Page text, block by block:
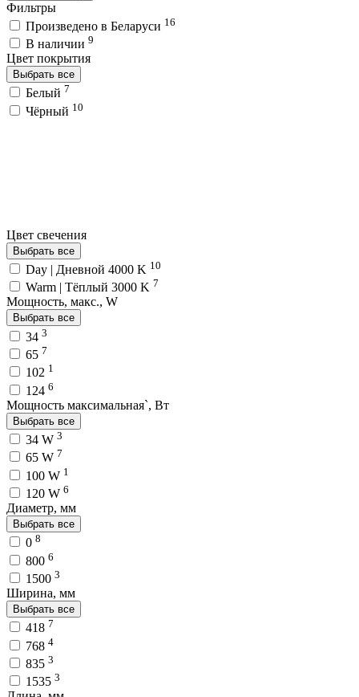
Фильтры
Произведено в Беларуси 16
В наличии 9
Цвет покрытия
Выбрать все
Белый 7
Чёрный 10
Цвет свечения
Выбрать все
Day | Дневной 4000 K 10
Warm | Тёплый 3000 K 7
Мощность, макс., W
Выбрать все
34 3
65 7
102 1
124 6
Мощность максимальная`, Вт
Выбрать все
34 W 3
65 W 7
100 W 1
120 W 6
Диаметр, мм
Выбрать все
0 8
800 6
1500 3
Ширина, мм
Выбрать все
418 7
768 4
835 3
1535 3